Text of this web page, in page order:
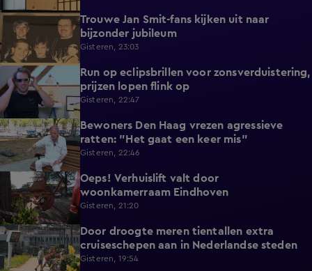
1:59
Trouwe Jan Smit-fans kijken uit naar
bijzonder jubileum
Gisteren, 23:03
2:06
Run op eclipsbrillen voor zonsverduistering,
prijzen lopen flink op
Gisteren, 22:47
1:54
Bewoners Den Haag vrezen agressieve
ratten: "Het gaat een keer mis"
Gisteren, 22:46
0:58
Oeps! Verhuislift valt door
woonkamerraam Eindhoven
Gisteren, 21:20
2:11
Door droogte meren tientallen extra
cruiseschepen aan in Nederlandse steden
Gisteren, 19:54